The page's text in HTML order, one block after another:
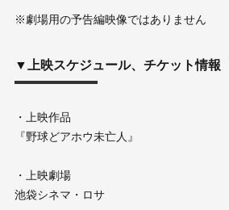
※劇場用の予告編映像ではありません
▼上映スケジュール、チケット情報
・上映作品
『野球どアホウ未亡人』
・上映劇場
池袋シネマ・ロサ